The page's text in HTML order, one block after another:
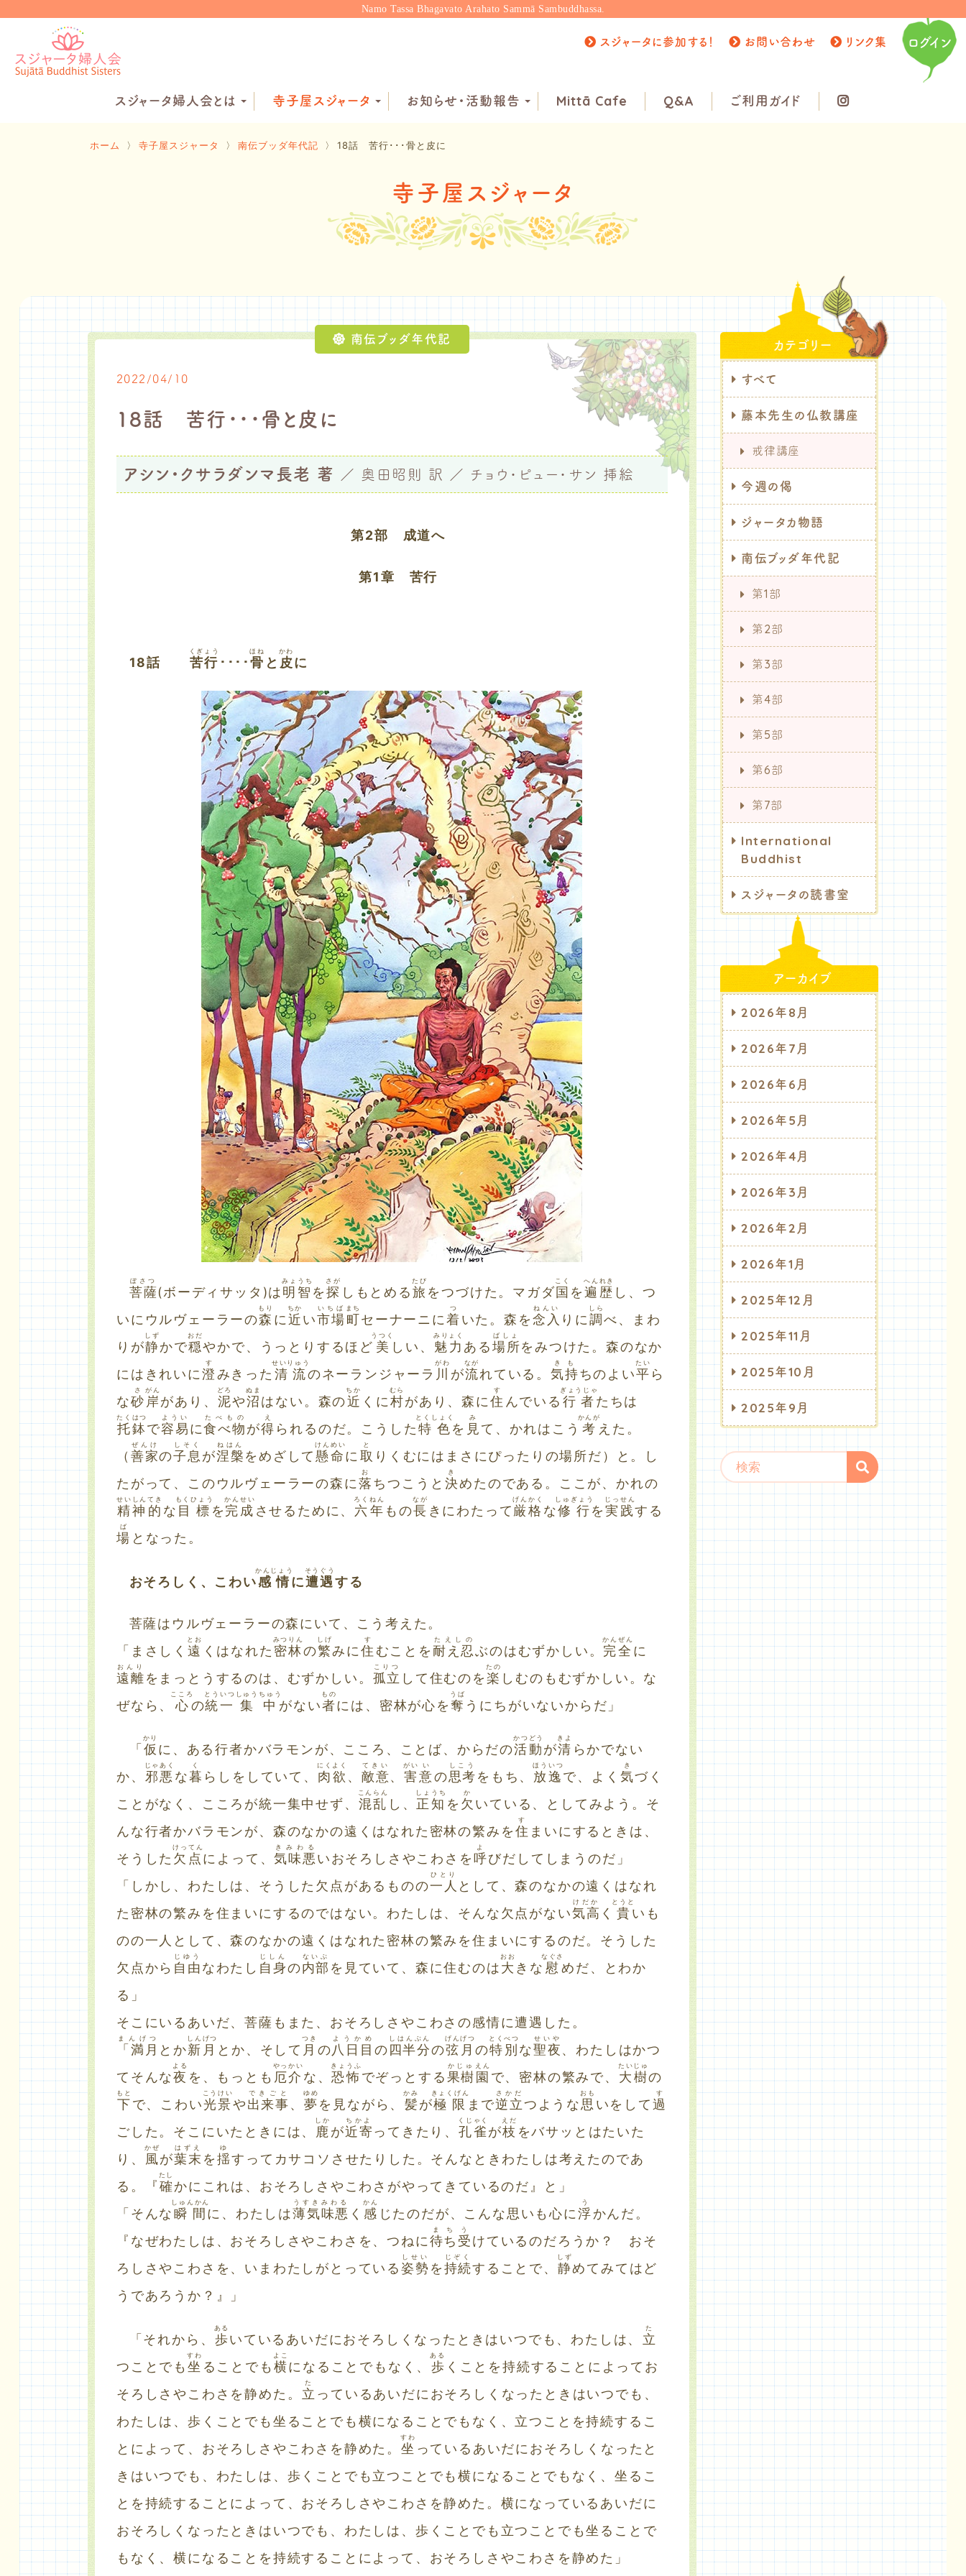
Namo Tassa Bhagavato Arahato Sammā Sambuddhassa.
スジャータに参加する！ お問い合わせ リンク集 ログイン
スジャータ婦人会とは 寺子屋スジャータ お知らせ・活動報告 Mittā Cafe Q&A ご利用ガイド
ホーム 〉 寺子屋スジャータ 〉 南伝ブッダ年代記 〉 18話 苦行･･･骨と皮に
寺子屋スジャータ
2022/04/10
南伝ブッダ年代記
18話 苦行･･･骨と皮に
アシン・クサラダンマ長老 著 ／ 奥田昭則 訳 ／ チョウ・ピュー・サン 挿絵
第2部 成道へ
第1章 苦行
18話 苦行
くぎょう
････ 骨
ほね
と 皮
かわ
に
菩薩
ぼさつ
(ボーディサッタ)は明智
みょうち
を探
さが
しもとめる旅
たび
をつづけた。マガダ国
こく
を遍歴
へんれき
し、つ
いにウルヴェーラーの森
もり
に近
ちか
い市場
いちば
町
まち
セーナーニに 着
つ
いた。森を念入
ねんい
りに調
しら
べ、まわ
りが静
しず
かで穏
おだ
やかで、うっとりするほど 美
うつく
しい、 魅力
みりょく
ある場所
ばしょ
をみつけた。森のなか
にはきれいに澄
す
みきった 清流
せいりゅう
のネーランジャーラ 川
がわ
が流
なが
れている。 気持
きも
ちのよい平
たい
ら
な砂
さ
岸
がん
があり、 泥
どろ
や沼
ぬま
はない。森の近
ちか
くに村
むら
があり、森に 住
す
んでいる 行者
ぎょうじゃ
たちは
托鉢
たくはつ
で容易
ようい
に食べ物
たべもの
が得
え
られるのだ。こうした特色
とくしょく
を 見
み
て、かれはこう 考
かんが
えた。
（ 善家
ぜんけ
の子息
しそく
が涅槃
ねはん
をめざして懸命
けんめい
に 取
と
りくむにはまさにぴったりの場所だ）と。し
たがって、このウルヴェーラーの森に落
お
ちつこうと 決
き
めたのである。ここが、かれの
精神
せいしん
的
てき
な 目標
もくひょう
を完成
かんせい
させるために、 六
ろく
年
ねん
もの長
なが
きにわたって厳格
げんかく
な修行
しゅぎょう
を実践
じっせん
する
場
ば
となった。
おそろしく、こわい感情
かんじょう
に遭遇
そうぐう
する
菩薩はウルヴェーラーの森にいて、こう考えた。
「まさしく 遠
とお
くはなれた 密林
みつりん
の繁
しげ
みに 住
す
むことを 耐え忍
たえしの
ぶのはむずかしい。 完全
かんぜん
に
遠離
おんり
をまっとうするのは、むずかしい。 孤立
こりつ
して住むのを楽
たの
しむのもむずかしい。な
ぜなら、
心
こころ
の統一
とういつ
集中
しゅうちゅう
がない者
もの
には、密林が心を奪
うば
うにちがいないからだ」
「 仮
かり
に、ある行者かバラモンが、こころ、ことば、からだの活動
かつどう
が清
きよ
らかでない
か、 邪悪
じゃあく
な暮
く
らしをしていて、 肉欲
にくよく
、 敵意
てきい
、害
がい
意
い
の思考
しこう
をもち、 放逸
ほういつ
で、よく 気
き
づく
ことがなく、こころが統一集中せず、 混乱
こんらん
し、 正知
しょうち
を 欠
か
いている、としてみよう。そ
んな行者かバラモンが、森のなかの遠くはなれた密林の繁みを住
す
まいにするときは、
そうした 欠点
けってん
によって、気味悪
きみわる
いおそろしさやこわさを呼
よ
びだしてしまうのだ」
「しかし、わたしは、そうした欠点があるものの一人
ひとり
として、森のなかの遠くはなれ
た密林の繁みを住まいにするのではない。わたしは、そんな欠点がない気高
けだか
く 貴
とうと
いも
のの一人として、森のなかの遠くはなれた密林の繁みを住まいにするのだ。そうした
欠点から 自由
じゆう
なわたし 自身
じしん
の内部
ないぶ
を見ていて、森に住むのは大
おお
きな 慰
なぐさ
めだ、とわか
る」
そこにいるあいだ、菩薩もまた、おそろしさやこわさの感情に遭遇した。
「満月
まんげつ
とか新月
しんげつ
とか、そして 月
つき
の八日目
ようかめ
の四半分
しはんぶん
の弦月
げんげつ
の特別
とくべつ
な聖夜
せいや
、わたしはかつ
てそんな夜
よる
を、もっとも 厄介
やっかい
な、恐怖
きょうふ
でぞっとする果樹
かじゅ
園
えん
で、密林の繁みで、 大樹
たいじゅ
の
下
もと
で、こわい光景
こうけい
や出来事
できごと
、 夢
ゆめ
を見ながら、 髪
かみ
が極限
きょくげん
まで逆立
さかだ
つような思
おも
いをして 過
す
ごした。そこにいたときには、 鹿
しか
が近寄
ちかよ
ってきたり、 孔雀
くじゃく
が枝
えだ
をバサッとはたいた
り、
風
かぜ
が葉末
はずえ
を揺
ゆ
すってカサコソさせたりした。そんなときわたしは考えたのであ
る。『確
たし
かにこれは、おそろしさやこわさがやってきているのだ』と」
「そんな瞬間
しゅんかん
に、わたしは薄気味悪
うすきみわる
く 感
かん
じたのだが、こんな思いも心に浮
う
かんだ。
『なぜわたしは、おそろしさやこわさを、つねに待ち受
まちう
けているのだろうか？ おそ
ろしさやこわさを、いまわたしがとっている姿勢
しせい
を持続
じぞく
することで、 静
しず
めてみてはど
うであろうか？』」
「それから、 歩
ある
いているあいだにおそろしくなったときはいつでも、わたしは、 立
た
つことでも 坐
すわ
ることでも 横
よこ
になることでもなく、 歩
ある
くことを持続することによってお
そろしさやこわさを静めた。 立
た
っているあいだにおそろしくなったときはいつでも、
わたしは、歩くことでも坐ることでも横になることでもなく、立つことを持続するこ
とによって、おそろしさやこわさを静めた。 坐
すわ
っているあいだにおそろしくなったと
きはいつでも、わたしは、歩くことでも立つことでも横になることでもなく、坐るこ
とを持続することによって、おそろしさやこわさを静めた。横になっているあいだに
おそろしくなったときはいつでも、わたしは、歩くことでも立つことでも坐ることで
もなく、横になることを持続することによって、おそろしさやこわさを静めた」
カテゴリー
すべて
藤本先生の仏教講座
戒律講座
今週の偈
ジャータカ物語
南伝ブッダ年代記
第1部
第2部
第3部
第4部
第5部
第6部
第7部
International
Buddhist
スジャータの読書室
アーカイブ
2026年8月
2026年7月
2026年6月
2026年5月
2026年4月
2026年3月
2026年2月
2026年1月
2025年12月
2025年11月
2025年10月
2025年9月